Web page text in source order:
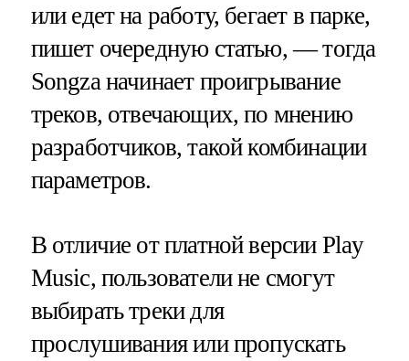
или едет на работу, бегает в парке,
пишет очередную статью, — тогда
Songza начинает проигрывание
треков, отвечающих, по мнению
разработчиков, такой комбинации
параметров.
В отличие от платной версии Play
Music, пользователи не смогут
выбирать треки для
прослушивания или пропускать